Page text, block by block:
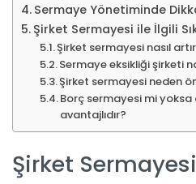
Sermaye Yönetiminde
Şirket Sermayesi ile İlgili
Şirket sermayesi nasıl
Sermaye eksikliği şirketi
Şirket sermayesi neden
Borç sermayesi mi
avantajlıdır?
Şirket